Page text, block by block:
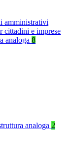
amministrativi
cittadini e imprese
analoga 8
analoga 2